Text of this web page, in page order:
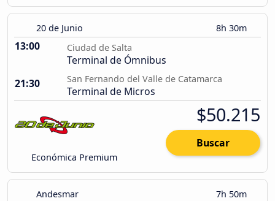
20 de Junio 8h 30m
13:00 Ciudad de Salta
Terminal de Ómnibus
21:30
San Fernando del Valle de Catamarca
Terminal de Micros
Económica Premium
$50.215
Buscar
Andesmar 7h 50m